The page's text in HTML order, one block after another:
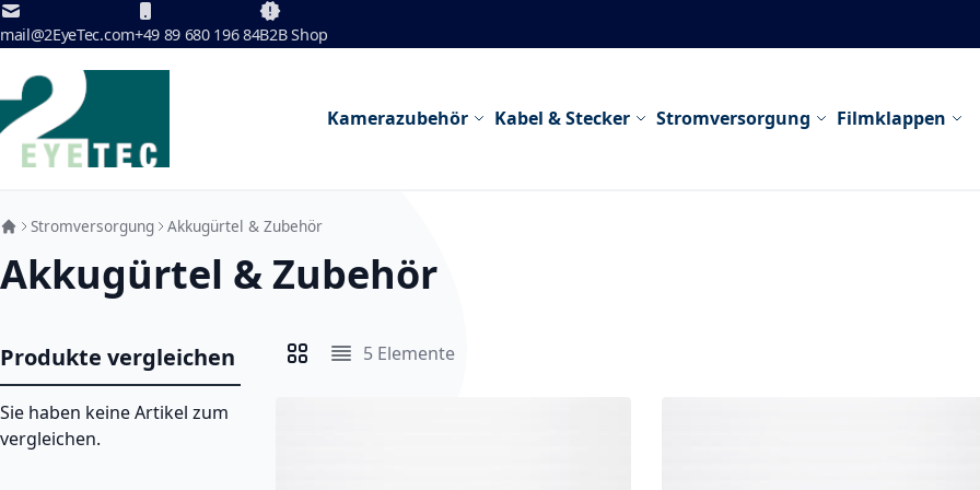
Zum Inhalt springen
mail@2EyeTec.com+49 89 680 196 84B2B Shop
Kamerazubehör Kabel & Stecker Stromversorgung Filmklappen
Stromversorgung Akkugürtel & Zubehör
Akkugürtel & Zubehör
Anzeigen als
5 Elemente
Produkte vergleichen
Sie haben keine Artikel zum
vergleichen.